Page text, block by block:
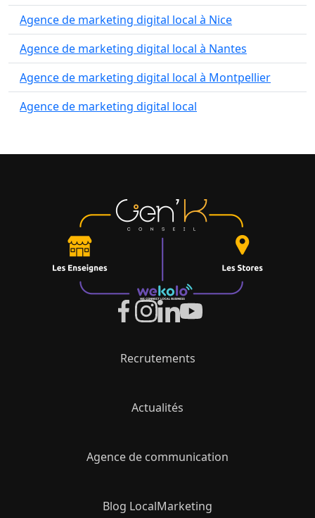
Agence de marketing digital local à Nice
Agence de marketing digital local à Nantes
Agence de marketing digital local à Montpellier
Agence de marketing digital local
Recrutements
Actualités
Agence de communication
Blog LocalMarketing